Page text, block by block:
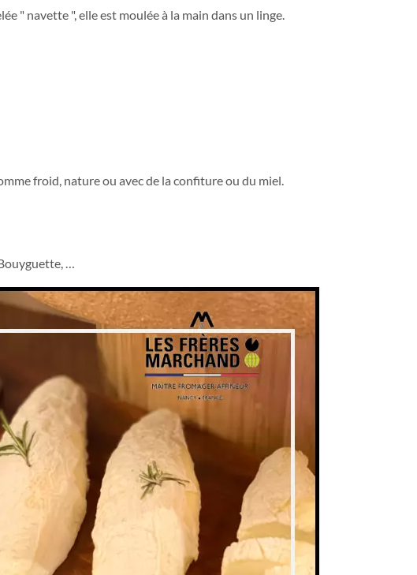
" navette ", elle est moulée à la main dans un linge.
froid, nature ou avec de la confiture ou du miel.
…